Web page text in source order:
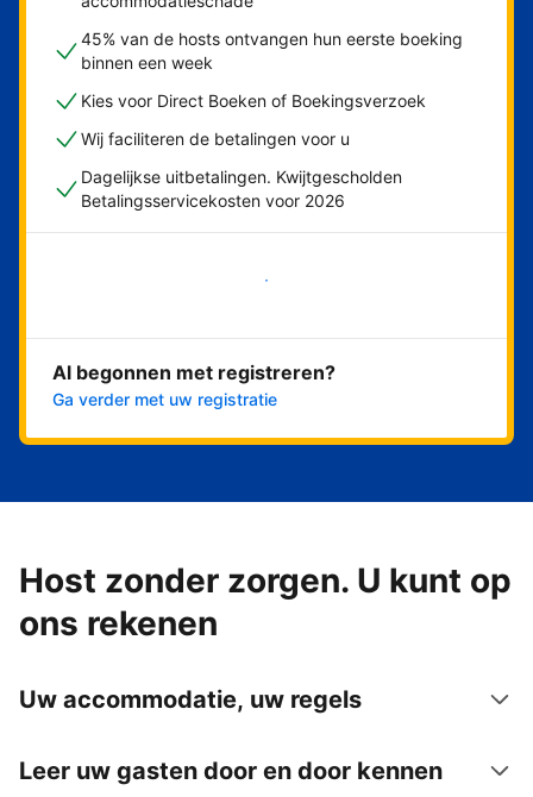
45% van de hosts ontvangen hun eerste boeking
binnen een week
Kies voor Direct Boeken of Boekingsverzoek
Wij faciliteren de betalingen voor u
Dagelijkse uitbetalingen. Kwijtgescholden
Betalingsservicekosten voor 2026
Nu meteen beginnen
Al begonnen met registreren?
Ga verder met uw registratie
Host zonder zorgen. U kunt op
ons rekenen
Uw accommodatie, uw regels
Leer uw gasten door en door kennen